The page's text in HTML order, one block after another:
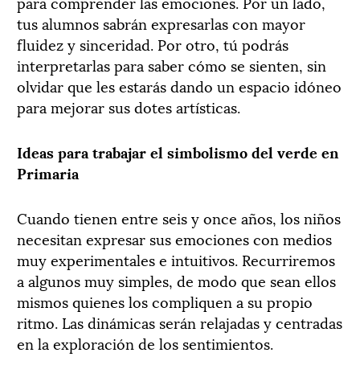
tus alumnos sabrán expresarlas con mayor
fluidez y sinceridad. Por otro, tú podrás
interpretarlas para saber cómo se sienten, sin
olvidar que les estarás dando un espacio idóneo
para mejorar sus dotes artísticas.
Ideas para trabajar el simbolismo del verde en
Primaria
Cuando tienen entre seis y once años, los niños
necesitan expresar sus emociones con medios
muy experimentales e intuitivos. Recurriremos
a algunos muy simples, de modo que sean ellos
mismos quienes los compliquen a su propio
ritmo. Las dinámicas serán relajadas y centradas
en la exploración de los sentimientos.